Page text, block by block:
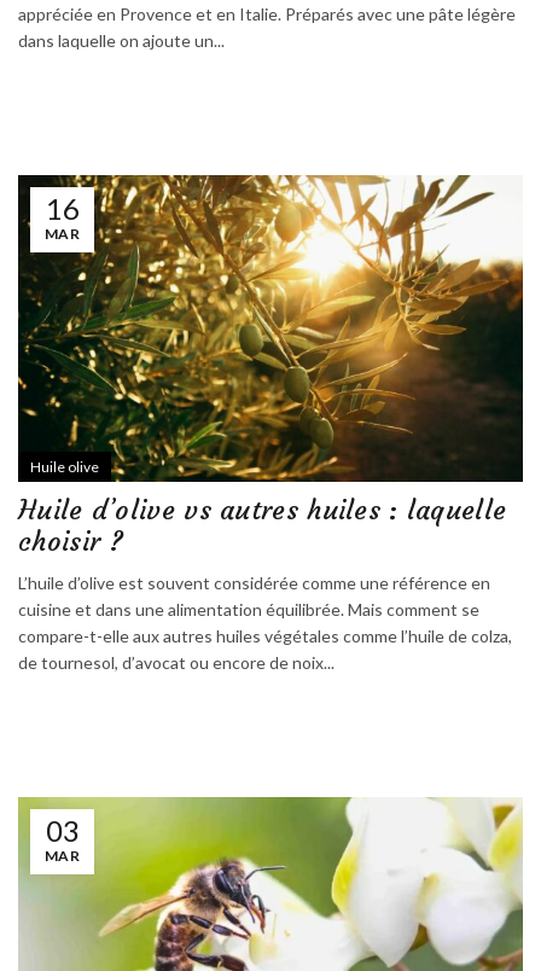
appréciée en Provence et en Italie. Préparés avec une pâte légère
dans laquelle on ajoute un...
16
MAR
Huile olive
Huile d’olive vs autres huiles : laquelle
choisir ?
L’huile d’olive est souvent considérée comme une référence en
cuisine et dans une alimentation équilibrée. Mais comment se
compare-t-elle aux autres huiles végétales comme l’huile de colza,
de tournesol, d’avocat ou encore de noix...
03
MAR